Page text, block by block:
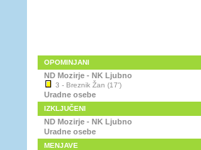
OPOMINJANI
ND Mozirje - NK Ljubno
3 - Breznik Žan (17')
Uradne osebe
IZKLJUČENI
ND Mozirje - NK Ljubno
Uradne osebe
MENJAVE